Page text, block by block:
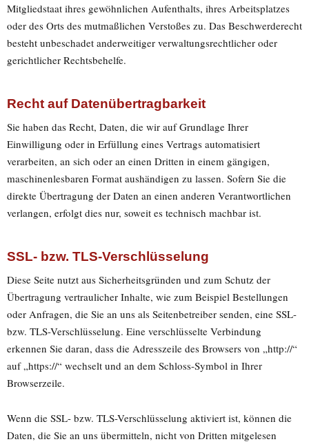
Mitgliedstaat ihres gewöhnlichen Aufenthalts, ihres Arbeitsplatzes
oder des Orts des mutmaßlichen Verstoßes zu. Das Beschwerderecht
besteht unbeschadet anderweitiger verwaltungsrechtlicher oder
gerichtlicher Rechtsbehelfe.
Recht auf Daten­übertrag­barkeit
Sie haben das Recht, Daten, die wir auf Grundlage Ihrer
Einwilligung oder in Erfüllung eines Vertrags automatisiert
verarbeiten, an sich oder an einen Dritten in einem gängigen,
maschinenlesbaren Format aushändigen zu lassen. Sofern Sie die
direkte Übertragung der Daten an einen anderen Verantwortlichen
verlangen, erfolgt dies nur, soweit es technisch machbar ist.
SSL- bzw. TLS-Verschlüsselung
Diese Seite nutzt aus Sicherheitsgründen und zum Schutz der
Übertragung vertraulicher Inhalte, wie zum Beispiel Bestellungen
oder Anfragen, die Sie an uns als Seitenbetreiber senden, eine SSL-
bzw. TLS-Verschlüsselung. Eine verschlüsselte Verbindung
erkennen Sie daran, dass die Adresszeile des Browsers von „http://“
auf „https://“ wechselt und an dem Schloss-Symbol in Ihrer
Browserzeile.
Wenn die SSL- bzw. TLS-Verschlüsselung aktiviert ist, können die
Daten, die Sie an uns übermitteln, nicht von Dritten mitgelesen